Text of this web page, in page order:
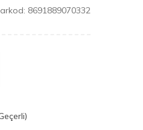
8691889070332